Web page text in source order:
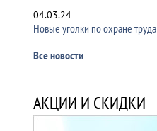
04.03.24
Новые уголки по охране труда
Все новости
АКЦИИ И СКИДКИ